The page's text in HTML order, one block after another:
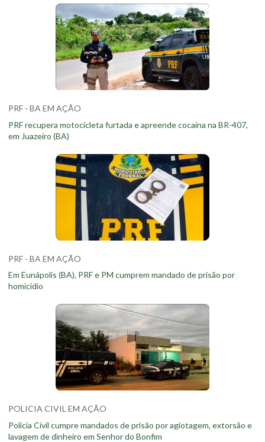
PRF - BA EM AÇÃO
PRF recupera motocicleta furtada e apreende cocaína na BR-407,
em Juazeiro (BA)
PRF - BA EM AÇÃO
Em Eunápolis (BA), PRF e PM cumprem mandado de prisão por
homicídio
POLICIA CIVIL EM AÇÃO
Polícia Civil cumpre mandados de prisão por agiotagem, extorsão e
lavagem de dinheiro em Senhor do Bonfim